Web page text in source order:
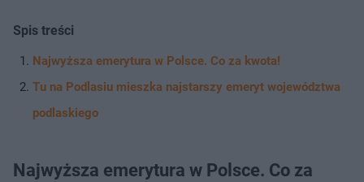
Spis treści
Najwyższa emerytura w Polsce. Co za kwota!
Tu na Podlasiu mieszka najstarszy emeryt województwa
podlaskiego
Najwyższa emerytura w Polsce. Co za